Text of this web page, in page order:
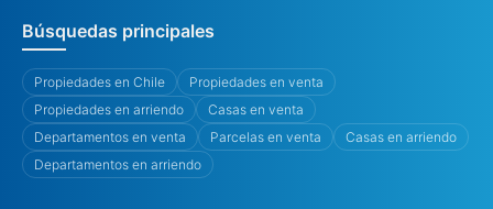
Búsquedas principales
Propiedades en Chile
Propiedades en venta
Propiedades en arriendo
Casas en venta
Departamentos en venta
Parcelas en venta
Casas en arriendo
Departamentos en arriendo